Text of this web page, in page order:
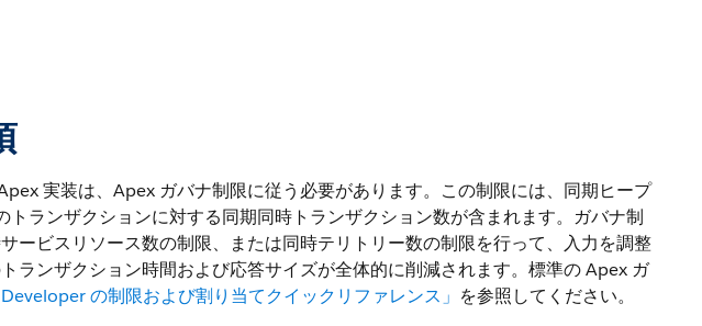
実装は、Apex ガバナ制限に従う必要があります。この制限には、同期ヒープ
ランザクションに対する同期同時トランザクション数が含まれます。ガバナ制
ービスリソース数の制限、または同時テリトリー数の制限を行って、入力を調整
ランザクション時間および応答サイズが全体的に削減されます。標準の Apex ガ
Developer の制限および割り当てクイックリファレンス」 を参照してください。